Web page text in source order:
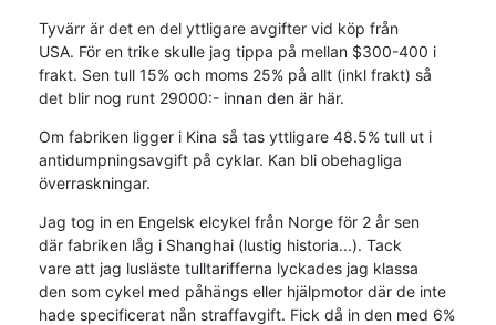
Tyvärr är det en del yttligare avgifter vid köp från
USA. För en trike skulle jag tippa på mellan $300-400 i
frakt. Sen tull 15% och moms 25% på allt (inkl frakt) så
det blir nog runt 29000:- innan den är här.
Om fabriken ligger i Kina så tas yttligare 48.5% tull ut i
antidumpningsavgift på cyklar. Kan bli obehagliga
överraskningar.
Jag tog in en Engelsk elcykel från Norge för 2 år sen
där fabriken låg i Shanghai (lustig historia...). Tack
vare att jag lusläste tulltarifferna lyckades jag klassa
den som cykel med påhängs eller hjälpmotor där de inte
hade specificerat nån straffavgift. Fick då in den med 6%